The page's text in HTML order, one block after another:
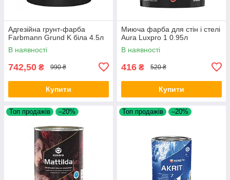
Адгезійна грунт-фарба
Farbmann Grund K біла 4.5л
В наявності
742,50 ₴ 990 ₴
Купити
Миюча фарба для стін і стелі
Aura Luxpro 1 0.95л
В наявності
416 ₴ 520 ₴
Купити
Топ продажів –20% Топ продажів –20%